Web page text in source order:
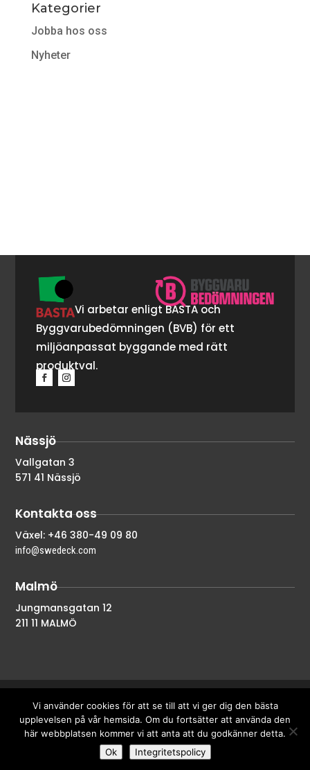
Kategorier
Jobba hos oss
Nyheter
Vi arbetar enligt BASTA och
Byggvarubedömningen (BVB) för ett
miljöanpassat byggande med rätt
produktval.
Nässjö
Vallgatan 3
571 41 Nässjö
Kontakta oss
Växel: +46 380-49 09 80
info@swedeck.com
Malmö
Jungmansgatan 12
211 11 MALMÖ
Copyright © CON Innovation By Spanform AB
Vi använder cookies för att se till att vi ger dig den bästa
upplevelsen på vår hemsida. Om du fortsätter att använda den
här webbplatsen kommer vi att anta att du godkänner detta.
Ok
Integritetspolicy